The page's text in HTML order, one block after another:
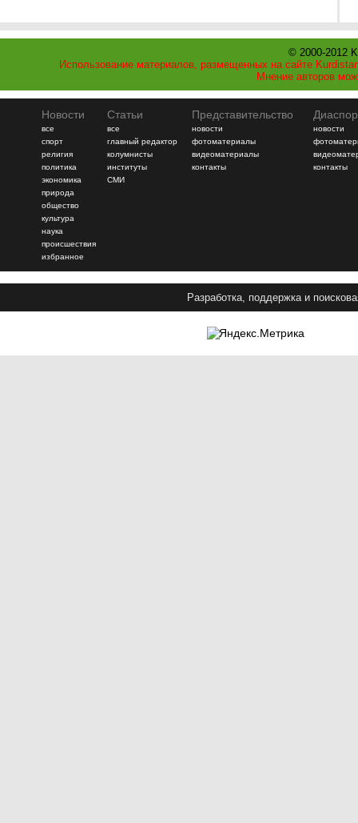
© 2000-2012
Использование материалов, размещенных на сайте
Мнение авторов
Новости
все
спорт
религия
политика
экономика
природа
общество
культура
наука
происшествия
избранное
Статьи
все
главный редактор
колумнисты
институты
СМИ
Представительство
новости
фотоматериалы
видеоматериалы
контакты
новости
контакты
Разработка, поддержка и